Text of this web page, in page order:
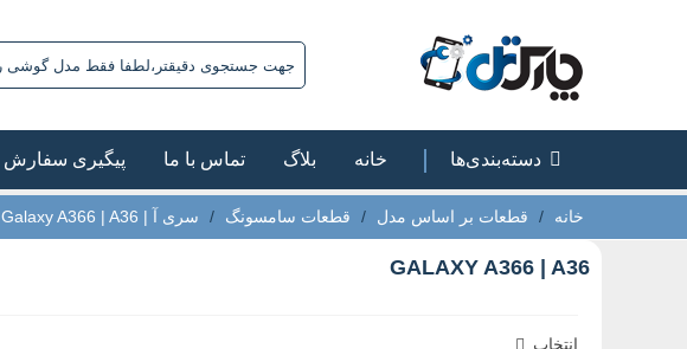
دسته‌بندی‌ها خانه بلاگ تماس با ما پیگیری سفارش
خانه / قطعات بر اساس مدل / قطعات سامسونگ / سری آ | A Galaxy A366 | A36
GALAXY A366 | A36
انتخاب